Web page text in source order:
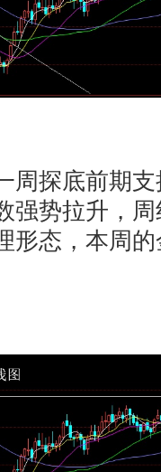
探底前期支
强势拉升，
形态，本周